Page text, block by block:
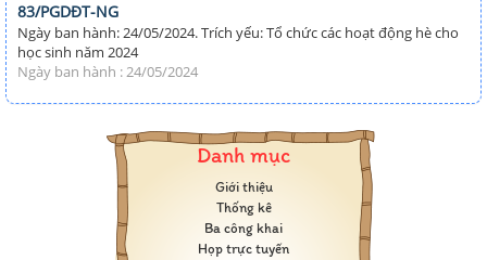
83/PGDĐT-NG
Ngày ban hành: 24/05/2024. Trích yếu: Tổ chức các hoạt động hè cho
học sinh năm 2024
Ngày ban hành : 24/05/2024
Danh mục
Giới thiệu
Thống kê
Ba công khai
Họp trực tuyến